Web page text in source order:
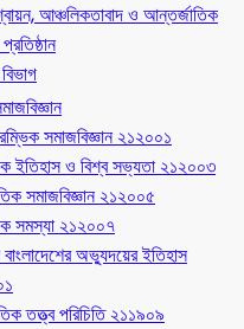
আঞ্চলিকতাবাদ ও আন্তর্জাতিক
সমাজবিজ্ঞান ২১২০০১
ইতিহাস ও বিশ্ব সভ্যতা ২১২০০৩
সমাজবিজ্ঞান ২১২০০৫
সমস্যা ২১২০০৭
বাংলাদেশের অভ্যুদয়ের ইতিহাস
তত্ত্ব পরিচিতি ২১১৯০৯